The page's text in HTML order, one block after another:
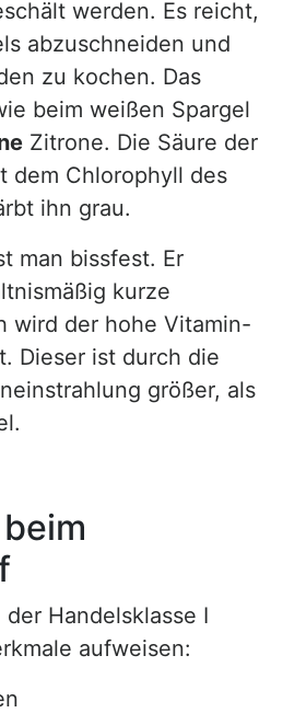
werden. Es reicht,
abzuschneiden und
zu kochen. Das
beim weißen Spargel
Zitrone. Die Säure der
dem Chlorophyll des
ihn grau.
man bissfest. Er
kurze
wird der hohe Vitamin-
Dieser ist durch die
größer, als
Handelsklasse I
aufweisen: